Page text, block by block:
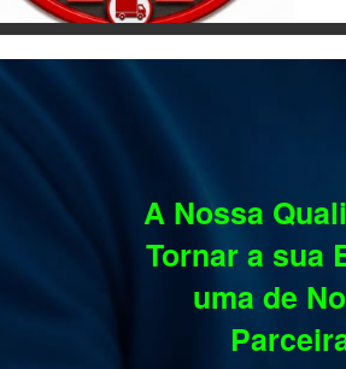
A Nossa
Tornar a sua
uma de